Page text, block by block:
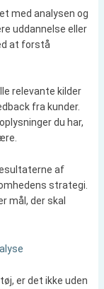
med analysen og
uddannelse eller
at forstå
relevante kilder
fra kunder.
du har,
af
strategi.
mål, der skal
er det ikke uden